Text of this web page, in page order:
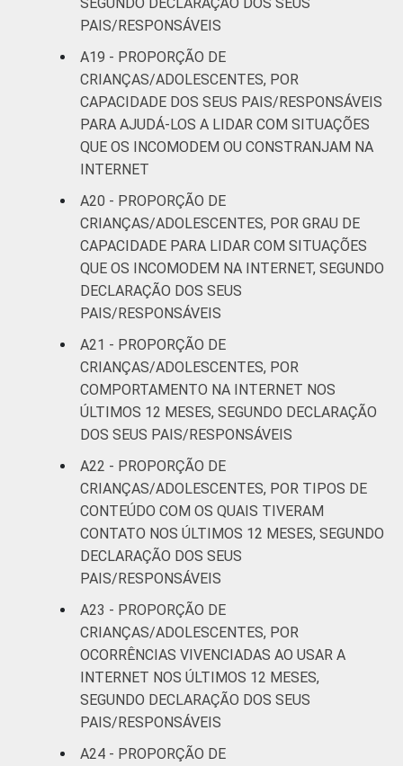
PAIS/RESPONSÁVEIS
A19 - PROPORÇÃO DE
CRIANÇAS/ADOLESCENTES, POR
CAPACIDADE DOS SEUS PAIS/RESPONSÁVEIS
PARA AJUDÁ-LOS A LIDAR COM SITUAÇÕES
QUE OS INCOMODEM OU CONSTRANJAM NA
INTERNET
A20 - PROPORÇÃO DE
CRIANÇAS/ADOLESCENTES, POR GRAU DE
CAPACIDADE PARA LIDAR COM SITUAÇÕES
QUE OS INCOMODEM NA INTERNET, SEGUNDO
DECLARAÇÃO DOS SEUS
PAIS/RESPONSÁVEIS
A21 - PROPORÇÃO DE
CRIANÇAS/ADOLESCENTES, POR
COMPORTAMENTO NA INTERNET NOS
ÚLTIMOS 12 MESES, SEGUNDO DECLARAÇÃO
DOS SEUS PAIS/RESPONSÁVEIS
A22 - PROPORÇÃO DE
CRIANÇAS/ADOLESCENTES, POR TIPOS DE
CONTEÚDO COM OS QUAIS TIVERAM
CONTATO NOS ÚLTIMOS 12 MESES, SEGUNDO
DECLARAÇÃO DOS SEUS
PAIS/RESPONSÁVEIS
A23 - PROPORÇÃO DE
CRIANÇAS/ADOLESCENTES, POR
OCORRÊNCIAS VIVENCIADAS AO USAR A
INTERNET NOS ÚLTIMOS 12 MESES,
SEGUNDO DECLARAÇÃO DOS SEUS
PAIS/RESPONSÁVEIS
A24 - PROPORÇÃO DE